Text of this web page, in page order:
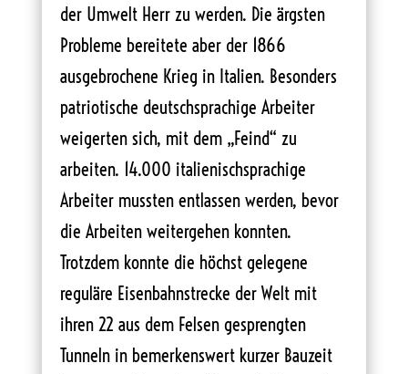
der Umwelt Herr zu werden. Die ärgsten
Probleme bereitete aber der 1866
ausgebrochene Krieg in Italien. Besonders
patriotische deutschsprachige Arbeiter
weigerten sich, mit dem „Feind“ zu
arbeiten. 14.000 italienischsprachige
Arbeiter mussten entlassen werden, bevor
die Arbeiten weitergehen konnten.
Trotzdem konnte die höchst gelegene
reguläre Eisenbahnstrecke der Welt mit
ihren 22 aus dem Felsen gesprengten
Tunneln in bemerkenswert kurzer Bauzeit